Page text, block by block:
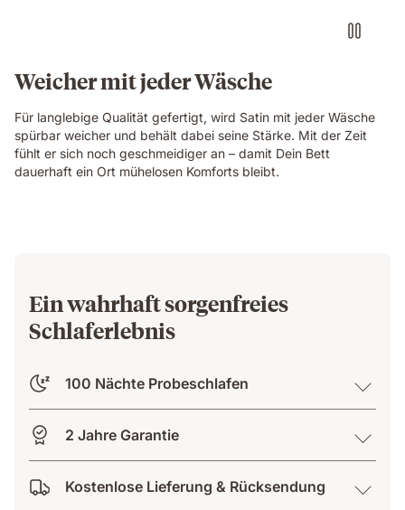
Weicher mit jeder Wäsche
Für langlebige Qualität gefertigt, wird Satin mit jeder Wäsche
spürbar weicher und behält dabei seine Stärke. Mit der Zeit
fühlt er sich noch geschmeidiger an – damit Dein Bett
dauerhaft ein Ort mühelosen Komforts bleibt.
Ein wahrhaft sorgenfreies
Schlaferlebnis
100 Nächte Probeschlafen
2 Jahre Garantie
Kostenlose Lieferung & Rücksendung